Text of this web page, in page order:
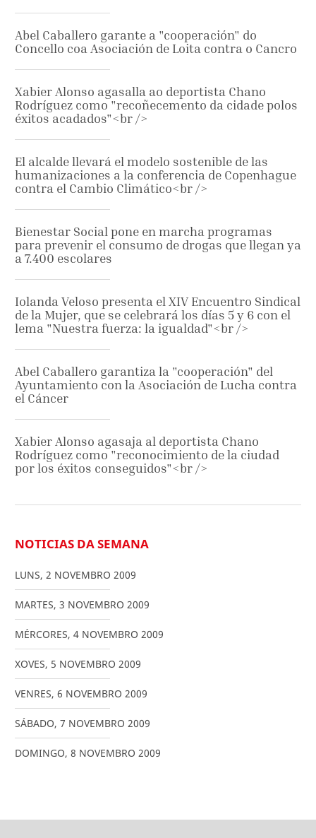
Abel Caballero garante a "cooperación" do
Concello coa Asociación de Loita contra o Cancro
Xabier Alonso agasalla ao deportista Chano
Rodríguez como "recoñecemento da cidade polos
éxitos acadados"<br />
El alcalde llevará el modelo sostenible de las
humanizaciones a la conferencia de Copenhague
contra el Cambio Climático<br />
Bienestar Social pone en marcha programas
para prevenir el consumo de drogas que llegan ya
a 7.400 escolares
Iolanda Veloso presenta el XIV Encuentro Sindical
de la Mujer, que se celebrará los días 5 y 6 con el
lema "Nuestra fuerza: la igualdad"<br />
Abel Caballero garantiza la "cooperación" del
Ayuntamiento con la Asociación de Lucha contra
el Cáncer
Xabier Alonso agasaja al deportista Chano
Rodríguez como "reconocimiento de la ciudad
por los éxitos conseguidos"<br />
NOTICIAS DA SEMANA
LUNS, 2 NOVEMBRO 2009
MARTES, 3 NOVEMBRO 2009
MÉRCORES, 4 NOVEMBRO 2009
XOVES, 5 NOVEMBRO 2009
VENRES, 6 NOVEMBRO 2009
SÁBADO, 7 NOVEMBRO 2009
DOMINGO, 8 NOVEMBRO 2009